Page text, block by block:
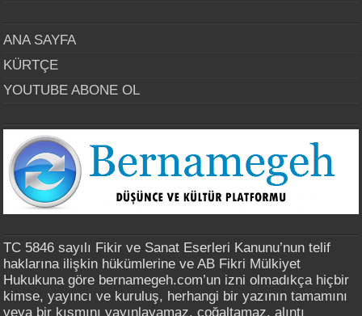
ANA SAYFA
KÜRTÇE
YOUTUBE ABONE OL
TC 5846 sayılı Fikir ve Sanat Eserleri Kanunu’nun telif
haklarına ilişkin hükümlerine ve AB Fikri Mülkiyet
Hukukuna göre bernamegeh.com’un izni olmadıkça hiçbir
kimse, yayıncı ve kuruluş, herhangi bir yazının tamamını
veya bir kısmını yayınlayamaz, çoğaltamaz, alıntı